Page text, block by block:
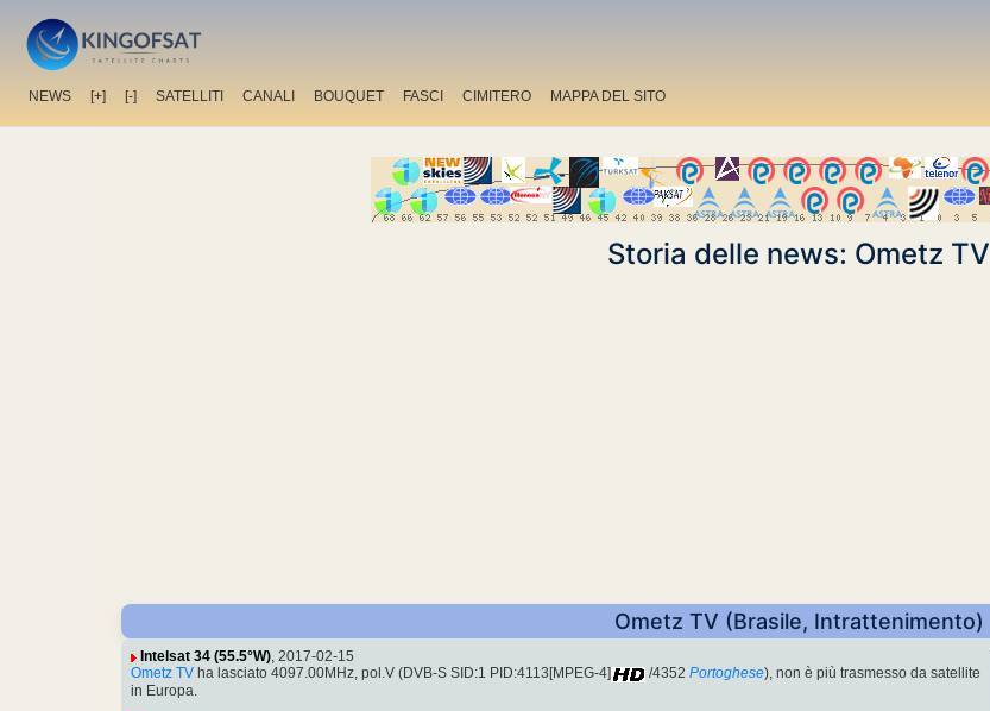
NEWS [+] [-] SATELLITI CANALI BOUQUET FASCI CIMITERO MAPPA DEL SITO
Storia delle news: Ometz TV
Ometz TV (Brasile, Intrattenimento)
Intelsat 34 (55.5°W), 2017-02-15
Ometz TV ha lasciato 4097.00MHz, pol.V (DVB-S SID:1 PID:4113[MPEG-4] /4352 Portoghese), non è più trasmesso da satellite
in Europa.